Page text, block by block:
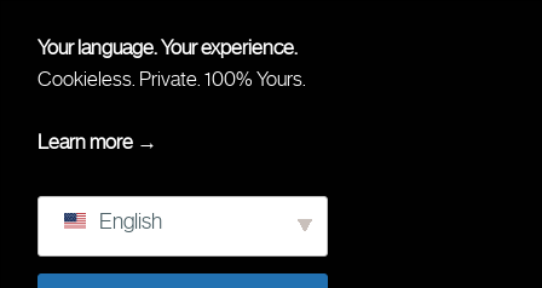
Your language. Your experience.
Cookieless. Private. 100% Yours.
Learn more →
English